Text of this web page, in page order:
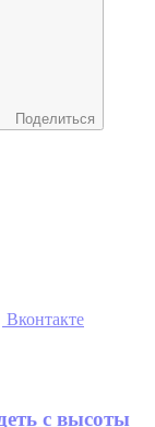
Поделиться
Вконтакте
с высоты